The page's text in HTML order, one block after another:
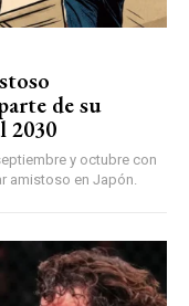
de su
2030
y octubre con
amistoso en Japón.